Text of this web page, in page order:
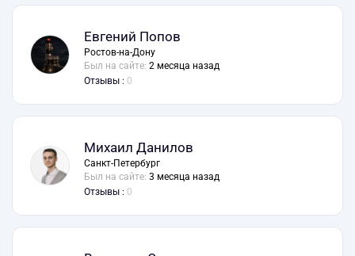
Евгений Попов
Ростов-на-Дону
Был на сайте: 2 месяца назад
Отзывы : 0
Михаил Данилов
Санкт-Петербург
Был на сайте: 3 месяца назад
Отзывы : 0